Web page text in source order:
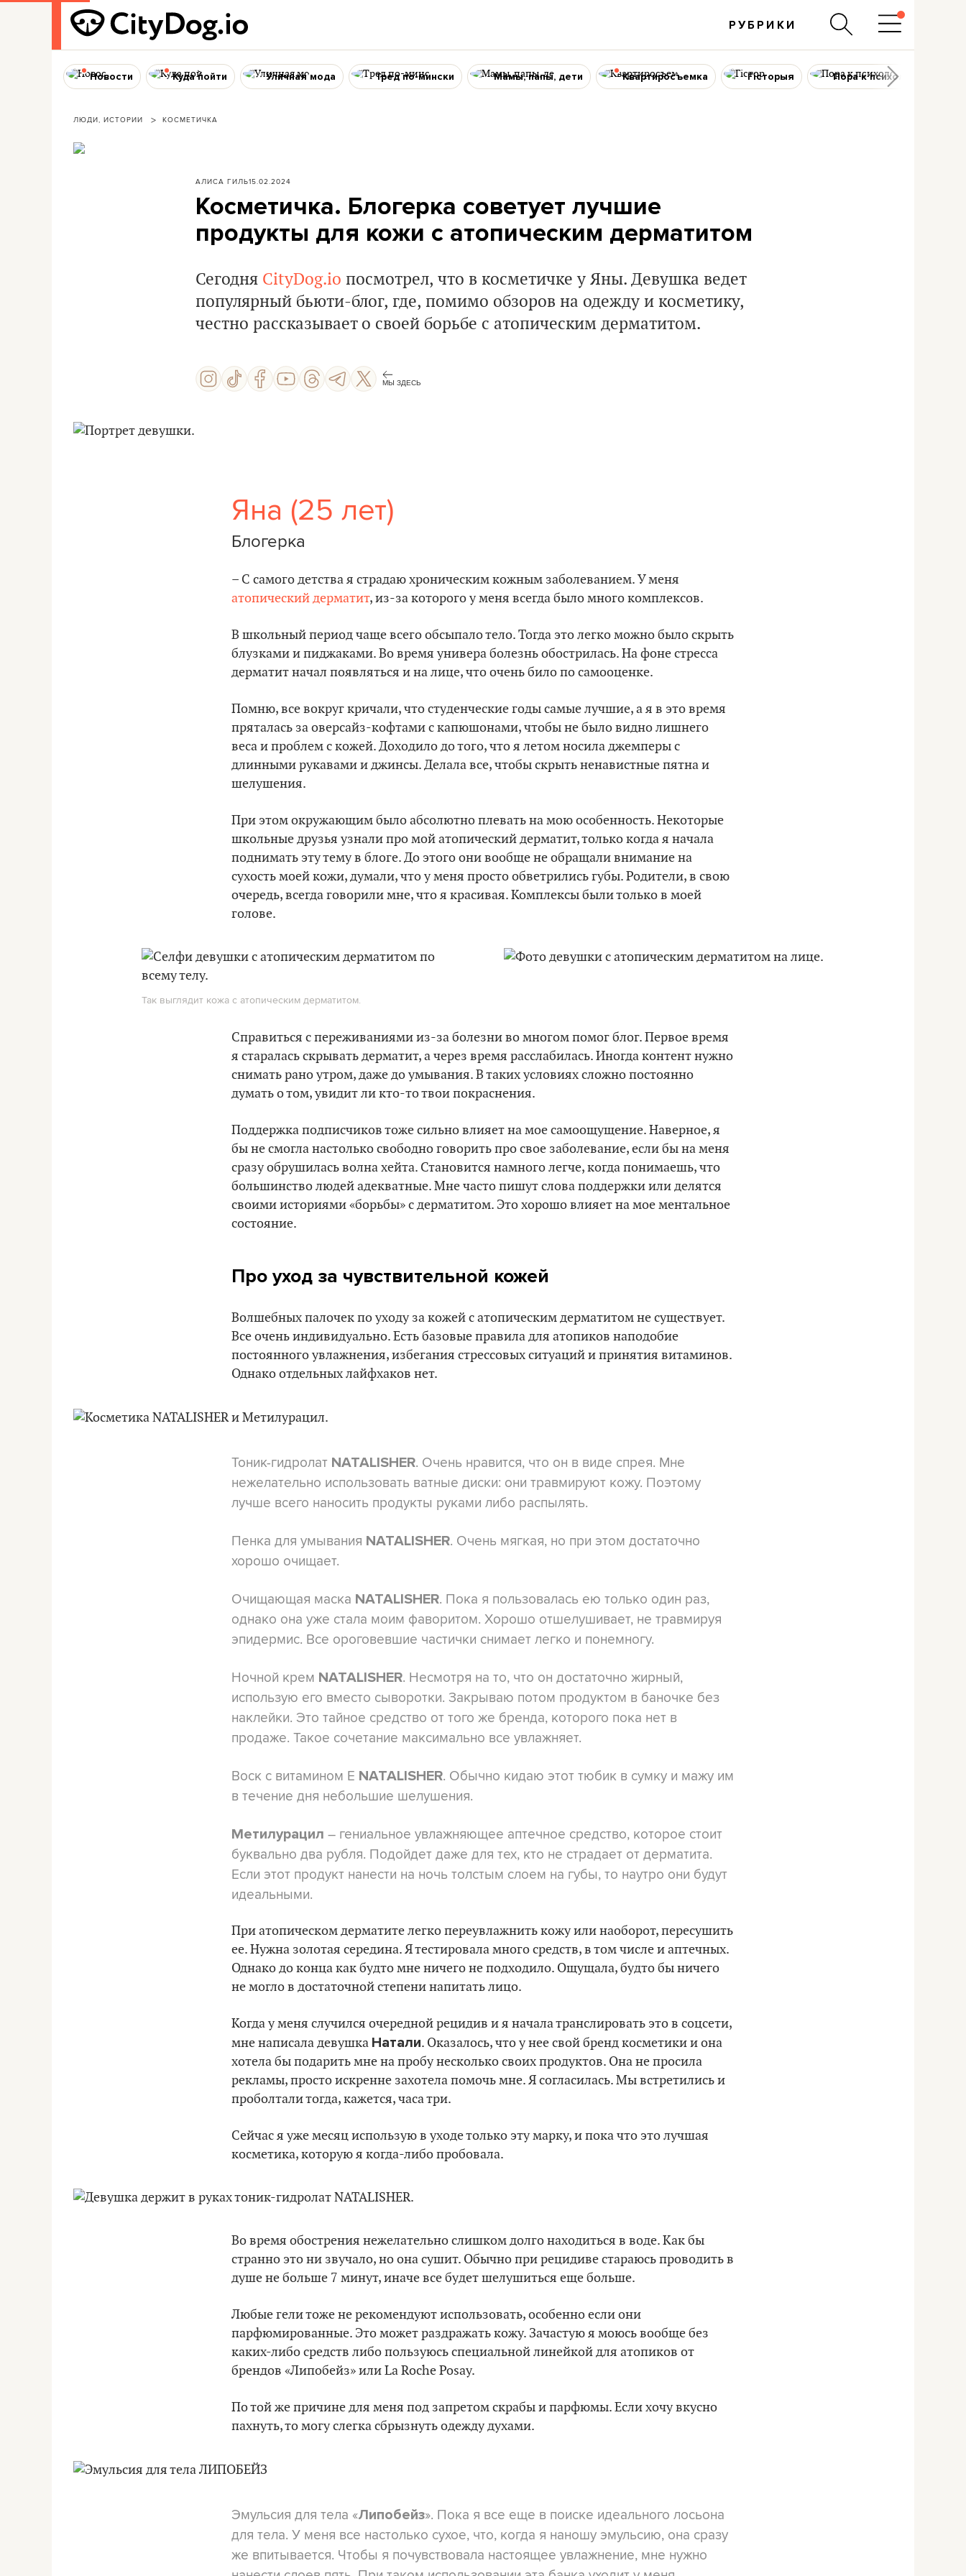
РУБРИКИ
Новости Куда пойти Уличная мода Тред по-мински Мамы, папы, дети Квартиросъемка Гісторыя Пора к психологу
ЛЮДИ, ИСТОРИИ КОСМЕТИЧКА
АЛИСА ГИЛЬ15.02.2024
Косметичка. Блогерка советует лучшие
продукты для кожи с атопическим дерматитом
Сегодня CityDog.io посмотрел, что в косметичке у Яны. Девушка ведет
популярный бьюти-блог, где, помимо обзоров на одежду и косметику,
честно рассказывает о своей борьбе с атопическим дерматитом.
МЫ ЗДЕСЬ
Яна (25 лет)
Блогерка
– С самого детства я страдаю хроническим кожным заболеванием. У меня
атопический дерматит, из-за которого у меня всегда было много комплексов.
В школьный период чаще всего обсыпало тело. Тогда это легко можно было скрыть
блузками и пиджаками. Во время универа болезнь обострилась. На фоне стресса
дерматит начал появляться и на лице, что очень било по самооценке.
Помню, все вокруг кричали, что студенческие годы самые лучшие, а я в это время
пряталась за оверсайз-кофтами с капюшонами, чтобы не было видно лишнего
веса и проблем с кожей. Доходило до того, что я летом носила джемперы с
длинными рукавами и джинсы. Делала все, чтобы скрыть ненавистные пятна и
шелушения.
При этом окружающим было абсолютно плевать на мою особенность. Некоторые
школьные друзья узнали про мой атопический дерматит, только когда я начала
поднимать эту тему в блоге. До этого они вообще не обращали внимание на
сухость моей кожи, думали, что у меня просто обветрились губы. Родители, в свою
очередь, всегда говорили мне, что я красивая. Комплексы были только в моей
голове.
Так выглядит кожа с атопическим дерматитом.
Справиться с переживаниями из-за болезни во многом помог блог. Первое время
я старалась скрывать дерматит, а через время расслабилась. Иногда контент нужно
снимать рано утром, даже до умывания. В таких условиях сложно постоянно
думать о том, увидит ли кто-то твои покраснения.
Поддержка подписчиков тоже сильно влияет на мое самоощущение. Наверное, я
бы не смогла настолько свободно говорить про свое заболевание, если бы на меня
сразу обрушилась волна хейта. Становится намного легче, когда понимаешь, что
большинство людей адекватные. Мне часто пишут слова поддержки или делятся
своими историями «борьбы» с дерматитом. Это хорошо влияет на мое ментальное
состояние.
Про уход за чувствительной кожей
Волшебных палочек по уходу за кожей с атопическим дерматитом не существует.
Все очень индивидуально. Есть базовые правила для атопиков наподобие
постоянного увлажнения, избегания стрессовых ситуаций и принятия витаминов.
Однако отдельных лайфхаков нет.
Тоник-гидролат NATALISHER. Очень нравится, что он в виде спрея. Мне
нежелательно использовать ватные диски: они травмируют кожу. Поэтому
лучше всего наносить продукты руками либо распылять.
Пенка для умывания NATALISHER. Очень мягкая, но при этом достаточно
хорошо очищает.
Очищающая маска NATALISHER. Пока я пользовалась ею только один раз,
однако она уже стала моим фаворитом. Хорошо отшелушивает, не травмируя
эпидермис. Все ороговевшие частички снимает легко и понемногу.
Ночной крем NATALISHER. Несмотря на то, что он достаточно жирный,
использую его вместо сыворотки. Закрываю потом продуктом в баночке без
наклейки. Это тайное средство от того же бренда, которого пока нет в
продаже. Такое сочетание максимально все увлажняет.
Воск с витамином Е NATALISHER. Обычно кидаю этот тюбик в сумку и мажу им
в течение дня небольшие шелушения.
Метилурацил – гениальное увлажняющее аптечное средство, которое стоит
буквально два рубля. Подойдет даже для тех, кто не страдает от дерматита.
Если этот продукт нанести на ночь толстым слоем на губы, то наутро они будут
идеальными.
При атопическом дерматите легко переувлажнить кожу или наоборот, пересушить
ее. Нужна золотая середина. Я тестировала много средств, в том числе и аптечных.
Однако до конца как будто мне ничего не подходило. Ощущала, будто бы ничего
не могло в достаточной степени напитать лицо.
Когда у меня случился очередной рецидив и я начала транслировать это в соцсети,
мне написала девушка Натали. Оказалось, что у нее свой бренд косметики и она
хотела бы подарить мне на пробу несколько своих продуктов. Она не просила
рекламы, просто искренне захотела помочь мне. Я согласилась. Мы встретились и
проболтали тогда, кажется, часа три.
Сейчас я уже месяц использую в уходе только эту марку, и пока что это лучшая
косметика, которую я когда-либо пробовала.
Во время обострения нежелательно слишком долго находиться в воде. Как бы
странно это ни звучало, но она сушит. Обычно при рецидиве стараюсь проводить в
душе не больше 7 минут, иначе все будет шелушиться еще больше.
Любые гели тоже не рекомендуют использовать, особенно если они
парфюмированные. Это может раздражать кожу. Зачастую я моюсь вообще без
каких-либо средств либо пользуюсь специальной линейкой для атопиков от
брендов «Липобейз» или La Roche Posay.
По той же причине для меня под запретом скрабы и парфюмы. Если хочу вкусно
пахнуть, то могу слегка сбрызнуть одежду духами.
Эмульсия для тела «Липобейз». Пока я все еще в поиске идеального лосьона
для тела. У меня все настолько сухое, что, когда я наношу эмульсию, она сразу
же впитывается. Чтобы я почувствовала настоящее увлажнение, мне нужно